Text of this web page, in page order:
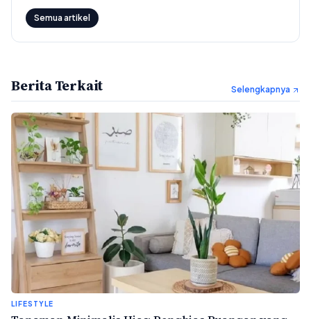
Semua artikel
Berita Terkait Selengkapnya
LIFESTYLE